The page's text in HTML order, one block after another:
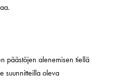
päästöjen alenemisen tiellä
suunnitteilla oleva